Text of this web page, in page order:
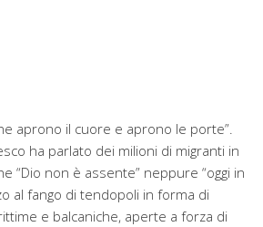
aprono il cuore e aprono le porte”.
ha parlato dei milioni di migranti in
“Dio non è assente” neppure “oggi in
al fango di tendopoli in forma di
e balcaniche, aperte a forza di